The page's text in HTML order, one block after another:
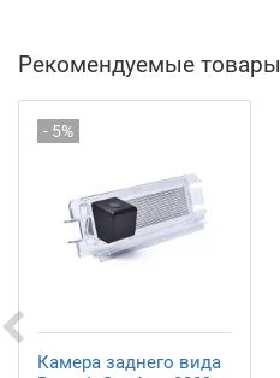
Рекомендуемые товары
- 5%
Камера заднего вида